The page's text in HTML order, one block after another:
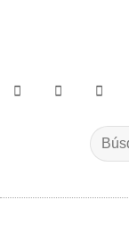
Search
for: